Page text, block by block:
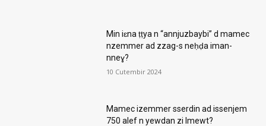
Min iɛna ṭṭya n “annjuzbaybi” d mamec
nzemmer ad zzag-s neḥḍa iman-
nneɣ?
10 Cutembir 2024
Mamec izemmer sserdin ad issenjem
750 alef n yewdan zi lmewt?